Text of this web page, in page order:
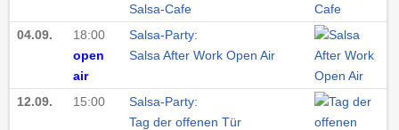
Salsa-Cafe
04.09.
18:00
open
air
Salsa-Party:
Salsa After Work Open Air
12.09. 15:00
Salsa-Party:
Tag der offenen Tür